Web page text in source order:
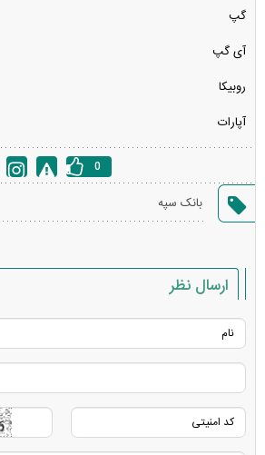
گپ
آی گپ
روبیکا
آپارات
خطا
0
بانک سپه
ارسال نظر